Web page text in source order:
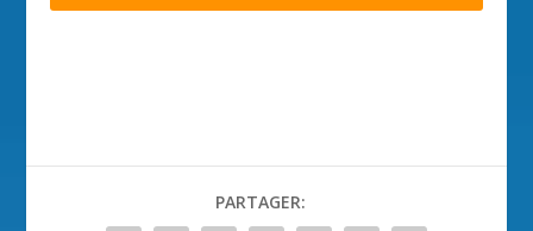
PARTAGER: